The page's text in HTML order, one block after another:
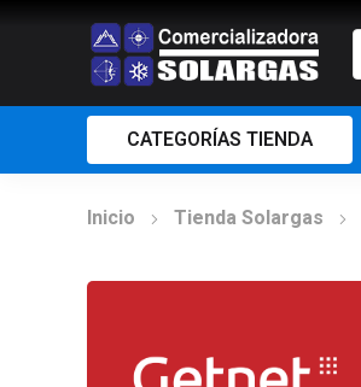
CATEGORÍAS TIENDA
Inicio Tienda Solargas